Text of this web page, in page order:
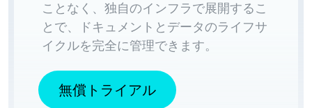
ことなく、独自のインフラで展開するこ
とで、ドキュメントとデータのライフサ
イクルを完全に管理できます。
無償トライアル